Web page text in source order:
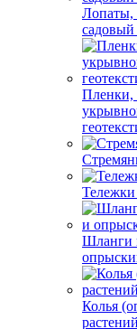
Лопаты,
Пленки,
Тележки
Шланги
Колья
растений